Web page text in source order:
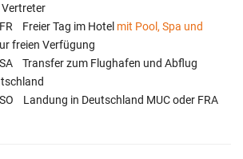
Freier Tag im Hotel mit Pool, Spa und
freien Verfügung
Transfer zum Flughafen und Abflug
Landung in Deutschland MUC oder FRA